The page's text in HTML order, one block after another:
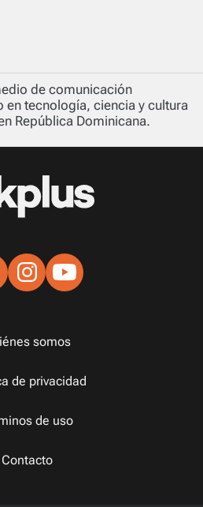
de comunicación
en tecnología, ciencia y cultura
República Dominicana.
somos
de privacidad
de uso
Contacto